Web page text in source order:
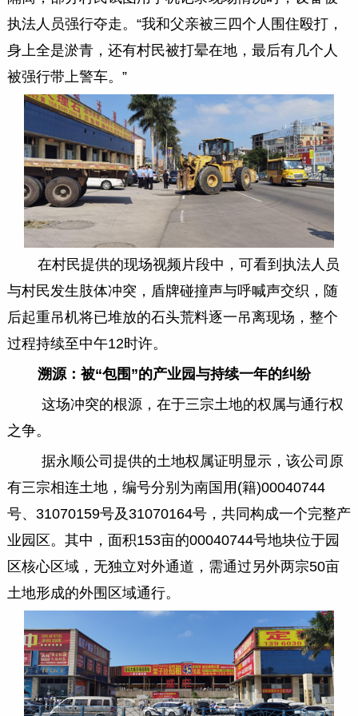
执法人员强行夺走。“我和父亲被三四个人围住殴打，
身上全是淤青，还有村民被打晕在地，最后有几个人
被强行带上警车。”
在村民提供的现场视频片段中，可看到执法人员
与村民发生肢体冲突，盾牌碰撞声与呼喊声交织，随
后起重吊机将已堆放的石头荒料逐一吊离现场，整个
过程持续至中午12时许。
溯源：被“包围”的产业园与持续一年的纠纷
这场冲突的根源，在于三宗土地的权属与通行权
之争。
据永顺公司提供的土地权属证明显示，该公司原
有三宗相连土地，编号分别为南国用(籍)00040744
号、31070159号及31070164号，共同构成一个完整产
业园区。其中，面积153亩的00040744号地块位于园
区核心区域，无独立对外通道，需通过另外两宗50亩
土地形成的外围区域通行。